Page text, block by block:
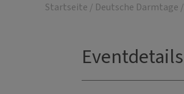
Startseite / Deutsche Darmtage /
Eventdetails